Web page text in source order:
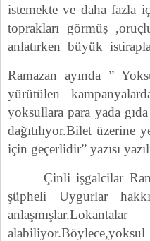
istemekte ve daha fazla
toprakları görmüş
anlatırken büyük
Ramazan ayında ”
yürütülen
yoksullara para yada
dağıtılıyor.Bilet üzerine
için geçerlidir” yazısı
Çinli işgalcilar
şüpheli Uygurlar
alabiliyor.Böylece,yoksul